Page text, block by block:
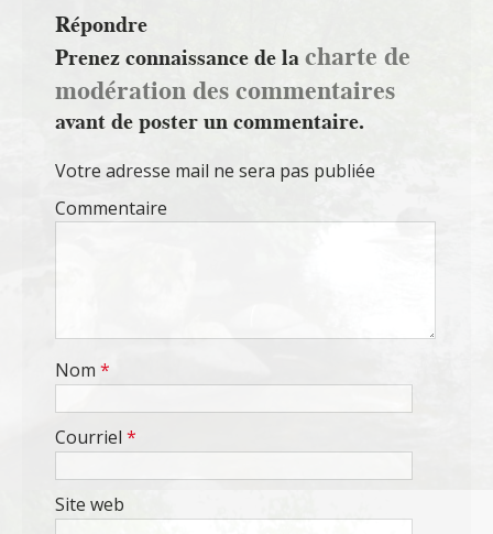
Répondre
Prenez connaissance de lacharte de
modération des commentaires
avant de poster un commentaire.
Votre adresse mail ne sera pas publiée
Commentaire
Nom *
Courriel *
Site web